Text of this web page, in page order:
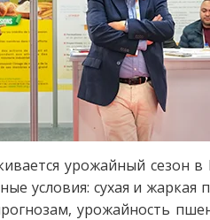
урожайный сезон
условия: сухая и жаркая
урожайность